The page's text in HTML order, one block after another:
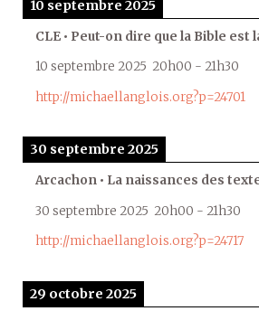
10 septembre 2025
CLE • Peut-on dire que la Bible est
10 septembre 2025 20h00 - 21h30
http://michaellanglois.org?p=24701
30 septembre 2025
Arcachon • La naissances des
30 septembre 2025 20h00 - 21h30
http://michaellanglois.org?p=24717
29 octobre 2025